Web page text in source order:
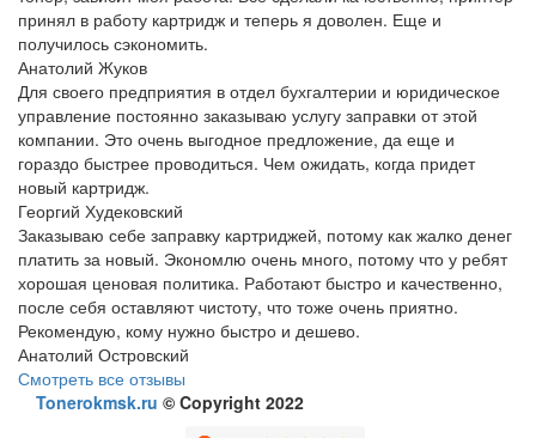
принял в работу картридж и теперь я доволен. Еще и
получилось сэкономить.
Анатолий Жуков
Для своего предприятия в отдел бухгалтерии и юридическое
управление постоянно заказываю услугу заправки от этой
компании. Это очень выгодное предложение, да еще и
гораздо быстрее проводиться. Чем ожидать, когда придет
новый картридж.
Георгий Худековский
Заказываю себе заправку картриджей, потому как жалко денег
платить за новый. Экономлю очень много, потому что у ребят
хорошая ценовая политика. Работают быстро и качественно,
после себя оставляют чистоту, что тоже очень приятно.
Рекомендую, кому нужно быстро и дешево.
Анатолий Островский
Смотреть все отзывы
Tonerokmsk.ru © Copyright 2022